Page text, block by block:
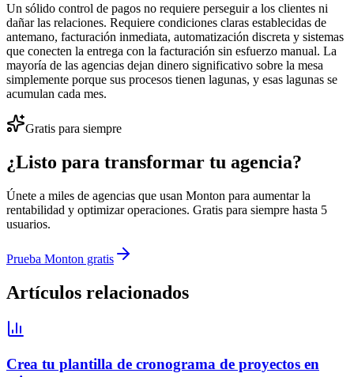
Un sólido control de pagos no requiere perseguir a los clientes ni
dañar las relaciones. Requiere condiciones claras establecidas de
antemano, facturación inmediata, automatización discreta y sistemas
que conecten la entrega con la facturación sin esfuerzo manual. La
mayoría de las agencias dejan dinero significativo sobre la mesa
simplemente porque sus procesos tienen lagunas, y esas lagunas se
acumulan cada mes.
Gratis para siempre
¿Listo para transformar tu agencia?
Únete a miles de agencias que usan Monton para aumentar la
rentabilidad y optimizar operaciones. Gratis para siempre hasta 5
usuarios.
Prueba Monton gratis
Artículos relacionados
Crea tu plantilla de cronograma de proyectos en